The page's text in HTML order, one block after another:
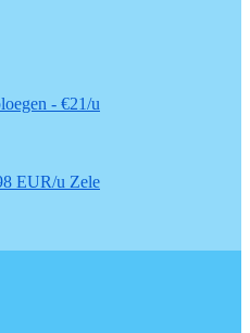
- €21/u
EUR/u Zele